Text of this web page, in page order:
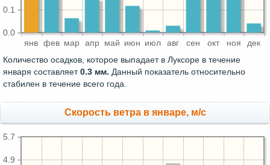
янв фев мар апр май июн июл авг сен окт ноя дек
0.0
0.1
Количество осадков, которое выпадает в Луксоре в течение
января составляет0.3 мм. Данный показатель относительно
стабилен в течение всего года.
Скорость ветра в январе, м/с
4.9
5.7